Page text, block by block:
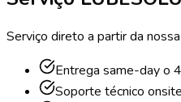
Serviço direto a partir da
Entrega same-day o
Soporte técnico